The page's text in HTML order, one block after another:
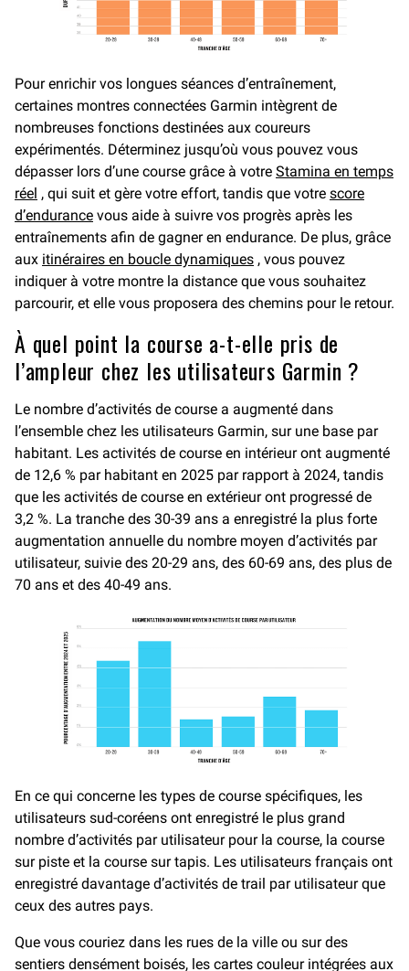
Pour enrichir vos longues séances d’entraînement,
certaines montres connectées Garmin intègrent de
nombreuses fonctions destinées aux coureurs
expérimentés. Déterminez jusqu’où vous pouvez vous
dépasser lors d’une course grâce à votre Stamina en temps
réel , qui suit et gère votre effort, tandis que votre score
d’endurance vous aide à suivre vos progrès après les
entraînements afin de gagner en endurance. De plus, grâce
aux itinéraires en boucle dynamiques , vous pouvez
indiquer à votre montre la distance que vous souhaitez
parcourir, et elle vous proposera des chemins pour le retour.
À quel point la course a-t-elle pris de
l’ampleur chez les utilisateurs Garmin ?
Le nombre d’activités de course a augmenté dans
l’ensemble chez les utilisateurs Garmin, sur une base par
habitant. Les activités de course en intérieur ont augmenté
de 12,6 % par habitant en 2025 par rapport à 2024, tandis
que les activités de course en extérieur ont progressé de
3,2 %. La tranche des 30-39 ans a enregistré la plus forte
augmentation annuelle du nombre moyen d’activités par
utilisateur, suivie des 20-29 ans, des 60-69 ans, des plus de
70 ans et des 40-49 ans.
En ce qui concerne les types de course spécifiques, les
utilisateurs sud-coréens ont enregistré le plus grand
nombre d’activités par utilisateur pour la course, la course
sur piste et la course sur tapis. Les utilisateurs français ont
enregistré davantage d’activités de trail par utilisateur que
ceux des autres pays.
Que vous couriez dans les rues de la ville ou sur des
sentiers densément boisés, les cartes couleur intégrées aux